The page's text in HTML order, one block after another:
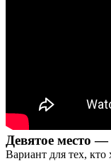
Девятое место
Вариант для тех,